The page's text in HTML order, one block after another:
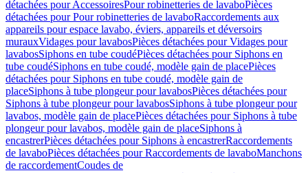
détachées pour AccessoiresPour robinetteries de lavaboPièces
détachées pour Pour robinetteries de lavaboRaccordements aux
appareils pour espace lavabo, éviers, appareils et déversoirs
murauxVidages pour lavabosPièces détachées pour Vidages pour
lavabosSiphons en tube coudéPièces détachées pour Siphons en
tube coudéSiphons en tube coudé, modèle gain de placePièces
détachées pour Siphons en tube coudé, modèle gain de
placeSiphons à tube plongeur pour lavabosPièces détachées pour
Siphons à tube plongeur pour lavabosSiphons à tube plongeur pour
lavabos, modèle gain de placePièces détachées pour Siphons à tube
plongeur pour lavabos, modèle gain de placeSiphons à
encastrerPièces détachées pour Siphons à encastrerRaccordements
de lavaboPièces détachées pour Raccordements de lavaboManchons
de raccordementCoudes de